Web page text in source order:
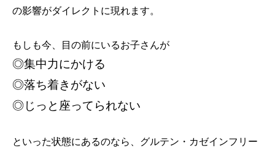
の影響がダイレクトに現れます。
もしも今、目の前にいるお子さんが
◎集中力にかける
◎落ち着きがない
◎じっと座ってられない
といった状態にあるのなら、グルテン・カゼインフリー